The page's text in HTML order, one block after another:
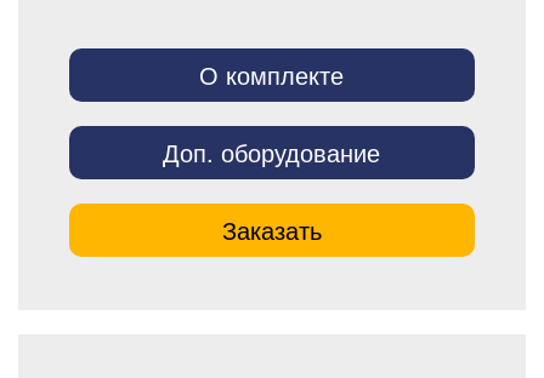
О комплекте
Доп. оборудование
Заказать